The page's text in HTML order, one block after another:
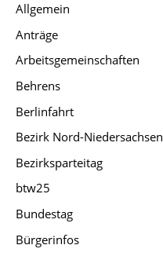
Allgemein
Anträge
Arbeitsgemeinschaften
Behrens
Berlinfahrt
Bezirk Nord-Niedersachsen
Bezirksparteitag
btw25
Bundestag
Bürgerinfos